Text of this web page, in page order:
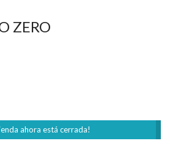
ZERO
ahora está cerrada!